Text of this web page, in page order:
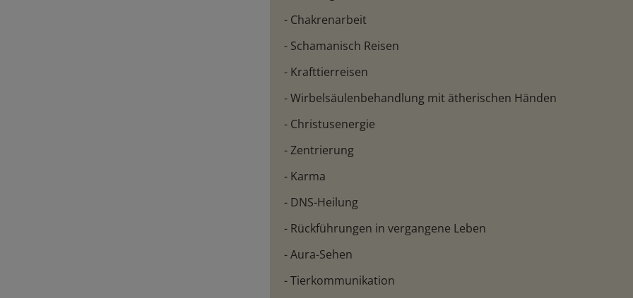
- Chakrenarbeit
- Schamanisch Reisen
- Krafttierreisen
- Wirbelsäulenbehandlung mit ätherischen Händen
- Christusenergie
- Zentrierung
- Karma
- DNS-Heilung
- Rückführungen in vergangene Leben
- Aura-Sehen
- Tierkommunikation